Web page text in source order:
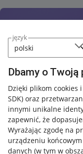
język
Dbamy o
Dzięki plikom cookies
SDK) oraz
innymi unikalne
zapewnić, że
Wyrażając zgodę na
urządzeniu
danych (w tym w